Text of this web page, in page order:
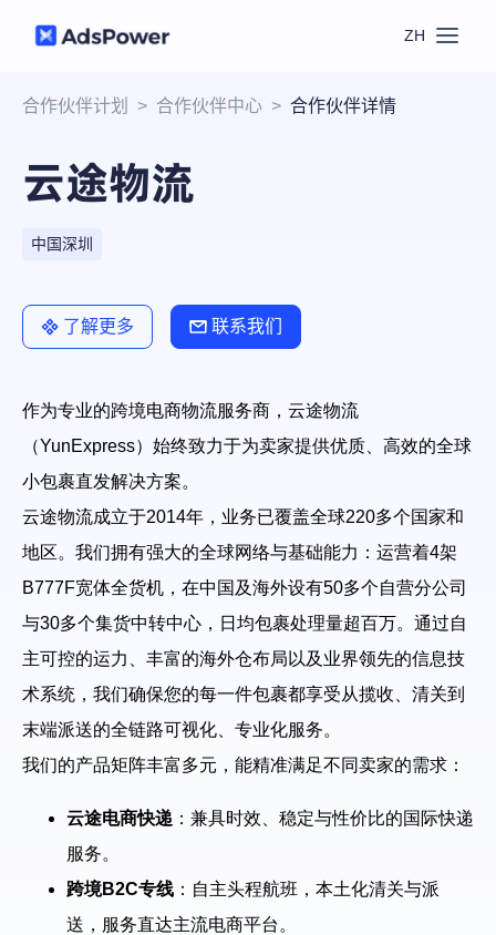
ZH
功能
多账号管理
RPA
Local API
批量环境管理
云手机
账号安全
场景
跨境电商
社媒营销
网络爬虫
流量套利
合作伙伴中心
帮助中心
视频教程
免费工具
RPA模板
下载
预约演示
登录
注册
合作伙伴计划 > 合作伙伴中心 > 合作伙伴详情
云途物流
中国深圳
了解更多 联系我们
作为专业的跨境电商物流服务商，云途物流
（YunExpress）始终致力于为卖家提供优质、高效的全球
小包裹直发解决方案。
云途物流成立于2014年，业务已覆盖全球220多个国家和
地区。我们拥有强大的全球网络与基础能力：运营着4架
B777F宽体全货机，在中国及海外设有50多个自营分公司
与30多个集货中转中心，日均包裹处理量超百万。通过自
主可控的运力、丰富的海外仓布局以及业界领先的信息技
术系统，我们确保您的每一件包裹都享受从揽收、清关到
末端派送的全链路可视化、专业化服务。
我们的产品矩阵丰富多元，能精准满足不同卖家的需求：
云途电商快递 ：兼具时效、稳定与性价比的国际快递
服务。
跨境B2C专线 ：自主头程航班，本土化清关与派
送，服务直达主流电商平台。